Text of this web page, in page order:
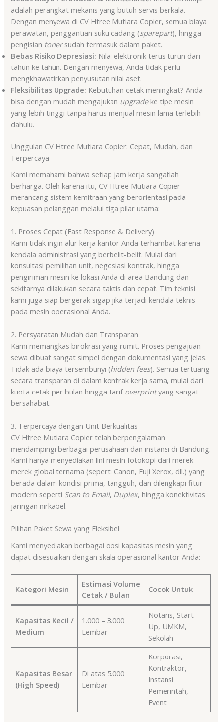
adalah perangkat mekanis yang butuh servis berkala.
Dengan menyewa di CV Htree Mutiara Copier, semua biaya
perawatan, penggantian suku cadang (sparepart), hingga
pengisian tonersudah termasuk dalam paket.
Bebas Risiko Depresiasi: Nilai elektronik terus turun dari
tahun ke tahun. Dengan menyewa, Anda tidak perlu
mengkhawatirkan penyusutan nilai aset.
Fleksibilitas Upgrade: Kebutuhan cetak meningkat? Anda
bisa dengan mudah mengajukan upgradeke tipe mesin
yang lebih tinggi tanpa harus menjual mesin lama terlebih
dahulu.
Unggulan CV Htree Mutiara Copier: Cepat, Mudah, dan
Terpercaya
Kami memahami bahwa setiap jam kerja sangatlah
berharga. Oleh karena itu, CV Htree Mutiara Copier
merancang sistem kemitraan yang berorientasi pada
kepuasan pelanggan melalui tiga pilar utama:
1. Proses Cepat (Fast Response & Delivery)
Kami tidak ingin alur kerja kantor Anda terhambat karena
kendala administrasi yang berbelit-belit. Mulai dari
konsultasi pemilihan unit, negosiasi kontrak, hingga
pengiriman mesin ke lokasi Anda di area Bandung dan
sekitarnya dilakukan secara taktis dan cepat. Tim teknisi
kami juga siap bergerak sigap jika terjadi kendala teknis
pada mesin operasional Anda.
2. Persyaratan Mudah dan Transparan
Kami memangkas birokrasi yang rumit. Proses pengajuan
sewa dibuat sangat simpel dengan dokumentasi yang jelas.
Tidak ada biaya tersembunyi (hidden fees). Semua tertuang
secara transparan di dalam kontrak kerja sama, mulai dari
kuota cetak per bulan hingga tarif overprintyang sangat
bersahabat.
3. Terpercaya dengan Unit Berkualitas
CV Htree Mutiara Copier telah berpengalaman
mendampingi berbagai perusahaan dan instansi di Bandung.
Kami hanya menyediakan lini mesin fotokopi dari merek-
merek global ternama (seperti Canon, Fuji Xerox, dll.) yang
berada dalam kondisi prima, tangguh, dan dilengkapi fitur
modern seperti Scan to Email, Duplex, hingga konektivitas
jaringan nirkabel.
Pilihan Paket Sewa yang Fleksibel
Kami menyediakan berbagai opsi kapasitas mesin yang
dapat disesuaikan dengan skala operasional kantor Anda:
Kategori Mesin
Estimasi Volume
Cetak / Bulan
Cocok Untuk
Kapasitas Kecil /
Medium
1.000 – 3.000
Lembar
Notaris, Start-
Up, UMKM,
Sekolah
Kapasitas Besar
(High Speed)
Di atas 5.000
Lembar
Korporasi,
Kontraktor,
Instansi
Pemerintah,
Event